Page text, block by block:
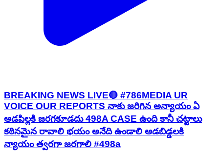
BREAKING NEWS LIVE🔴 #786MEDIA UR
VOICE OUR REPORTS నాకు జరిగిన అన్యాయం ఏ
ఆడపిల్లకి జరగకూడదు 498A CASE ఉంది కానీ చట్టాలు
కఠినమైన రావాలి భయం అనేది ఉండాలి ఆడబిడ్డలకి
న్యాయం త్వరగా జరగాలి #498a